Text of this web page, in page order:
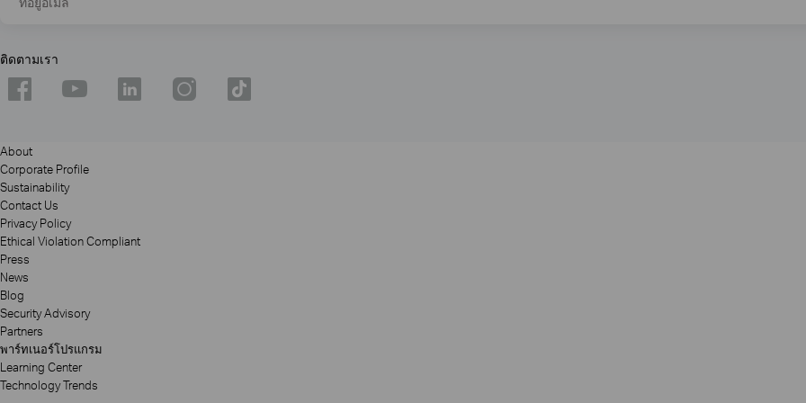
ติดตามเรา
About
Corporate Profile
Sustainability
Contact Us
Privacy Policy
Ethical Violation Compliant
Press
News
Blog
Security Advisory
Partners
พาร์ทเนอร์โปรแกรม
Learning Center
Technology Trends